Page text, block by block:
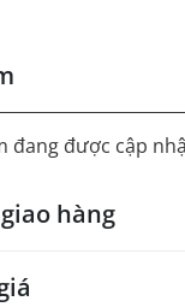
đang được cập
hàng